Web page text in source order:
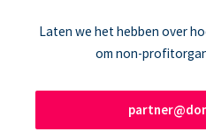
Laten we het hebben over
om non-